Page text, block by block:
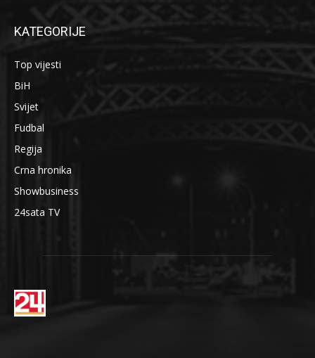
KATEGORIJE
Top vijesti
BiH
Svijet
Fudbal
Regija
Crna hronika
Showbusiness
24sata TV